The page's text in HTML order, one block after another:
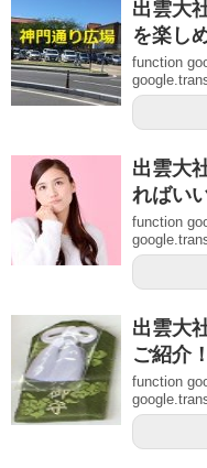
出雲大
を楽し
function
出雲大
ればい
function
出雲大
ご紹介
function